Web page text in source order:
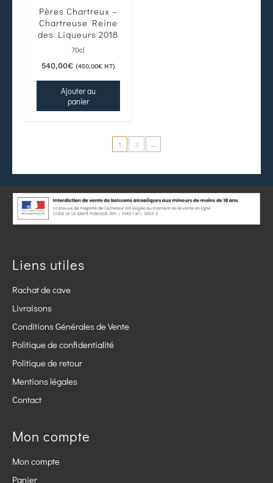
Pères Chartreux –
Chartreuse Reine
des Liqueurs 2018
70cl
540,00€ (450,00€HT)
Ajouter au
panier
1 2 →
Liens utiles
Rachat de cave
Livraisons
Conditions Générales de Vente
Politique de confidentialité
Politique de retour
Mentions légales
Contact
Mon compte
Mon compte
Panier